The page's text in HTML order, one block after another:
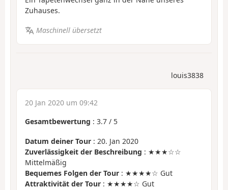
Zuhauses.
Maschinell übersetzt
louis3838
20 Jan 2020 um 09:42
Gesamtbewertung : 3.7 / 5
Datum deiner Tour : 20. Jan 2020
Zuverlässigkeit der Beschreibung : ★★★☆☆
Mittelmäßig
Bequemes Folgen der Tour : ★★★★☆ Gut
Attraktivität der Tour : ★★★★☆ Gut